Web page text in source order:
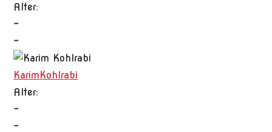
Alter:
-
-
Karim Kohlrabi
Alter:
-
-